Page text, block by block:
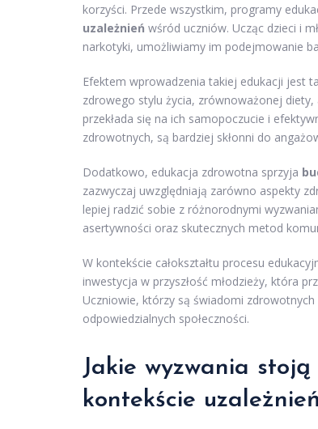
korzyści. Przede wszystkim, programy
uzależnień wśród uczniów. Ucząc dzieci i
narkotyki, umożliwiamy im podejmowanie
Efektem wprowadzenia takiej edukacji jest
zdrowego stylu życia, zrównoważonej
przekłada się na ich samopoczucie i
zdrowotnych, są bardziej skłonni do
Dodatkowo, edukacja zdrowotna sprzyja
zazwyczaj uwzględniają zarówno aspekty
lepiej radzić sobie z różnorodnymi
asertywności oraz skutecznych metod
W kontekście całokształtu procesu
inwestycja w przyszłość młodzieży, która
Uczniowie, którzy są świadomi
odpowiedzialnych społeczności.
Jakie wyzwania
kontekście